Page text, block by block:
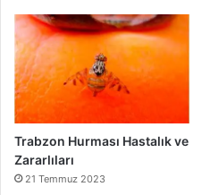
Trabzon Hurması Hastalık ve
Zararlıları
21 Temmuz 2023